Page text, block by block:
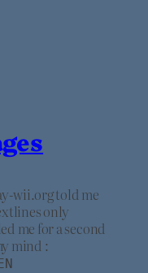
wii.org told me
only
me for a second
mind :